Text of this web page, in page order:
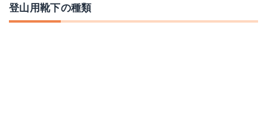
登山用靴下の種類